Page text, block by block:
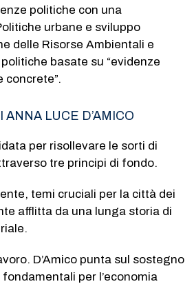
politiche con una
urbane e sviluppo
delle Risorse Ambientali e
basate su “evidenze
concrete”.
LUCE D’AMICO
per risollevare le sorti di
tre principi di fondo.
temi cruciali per la città dei
afflitta da una lunga storia di
D’Amico punta sul sostegno
per l’economia